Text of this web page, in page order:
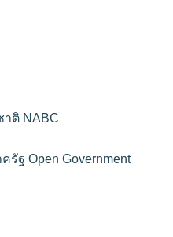
ติ NABC
ฐ Open Government